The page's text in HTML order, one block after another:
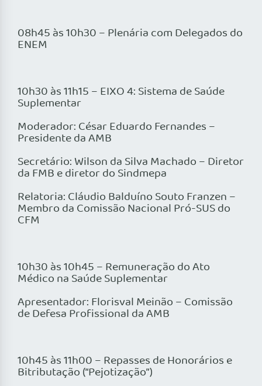
08h45 às 10h30 – Plenária com Delegados do
ENEM
10h30 às 11h15 – EIXO 4: Sistema de Saúde
Suplementar
Moderador: César Eduardo Fernandes –
Presidente da AMB
Secretário: Wilson da Silva Machado – Diretor
da FMB e diretor do Sindmepa
Relatoria: Cláudio Balduíno Souto Franzen –
Membro da Comissão Nacional Pró-SUS do
CFM
10h30 às 10h45 – Remuneração do Ato
Médico na Saúde Suplementar
Apresentador: Florisval Meinão – Comissão
de Defesa Profissional da AMB
10h45 às 11h00 – Repasses de Honorários e
Bitributação (“Pejotização”)